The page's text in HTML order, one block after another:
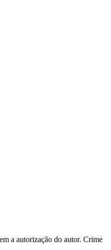
a autorização do autor. Crime